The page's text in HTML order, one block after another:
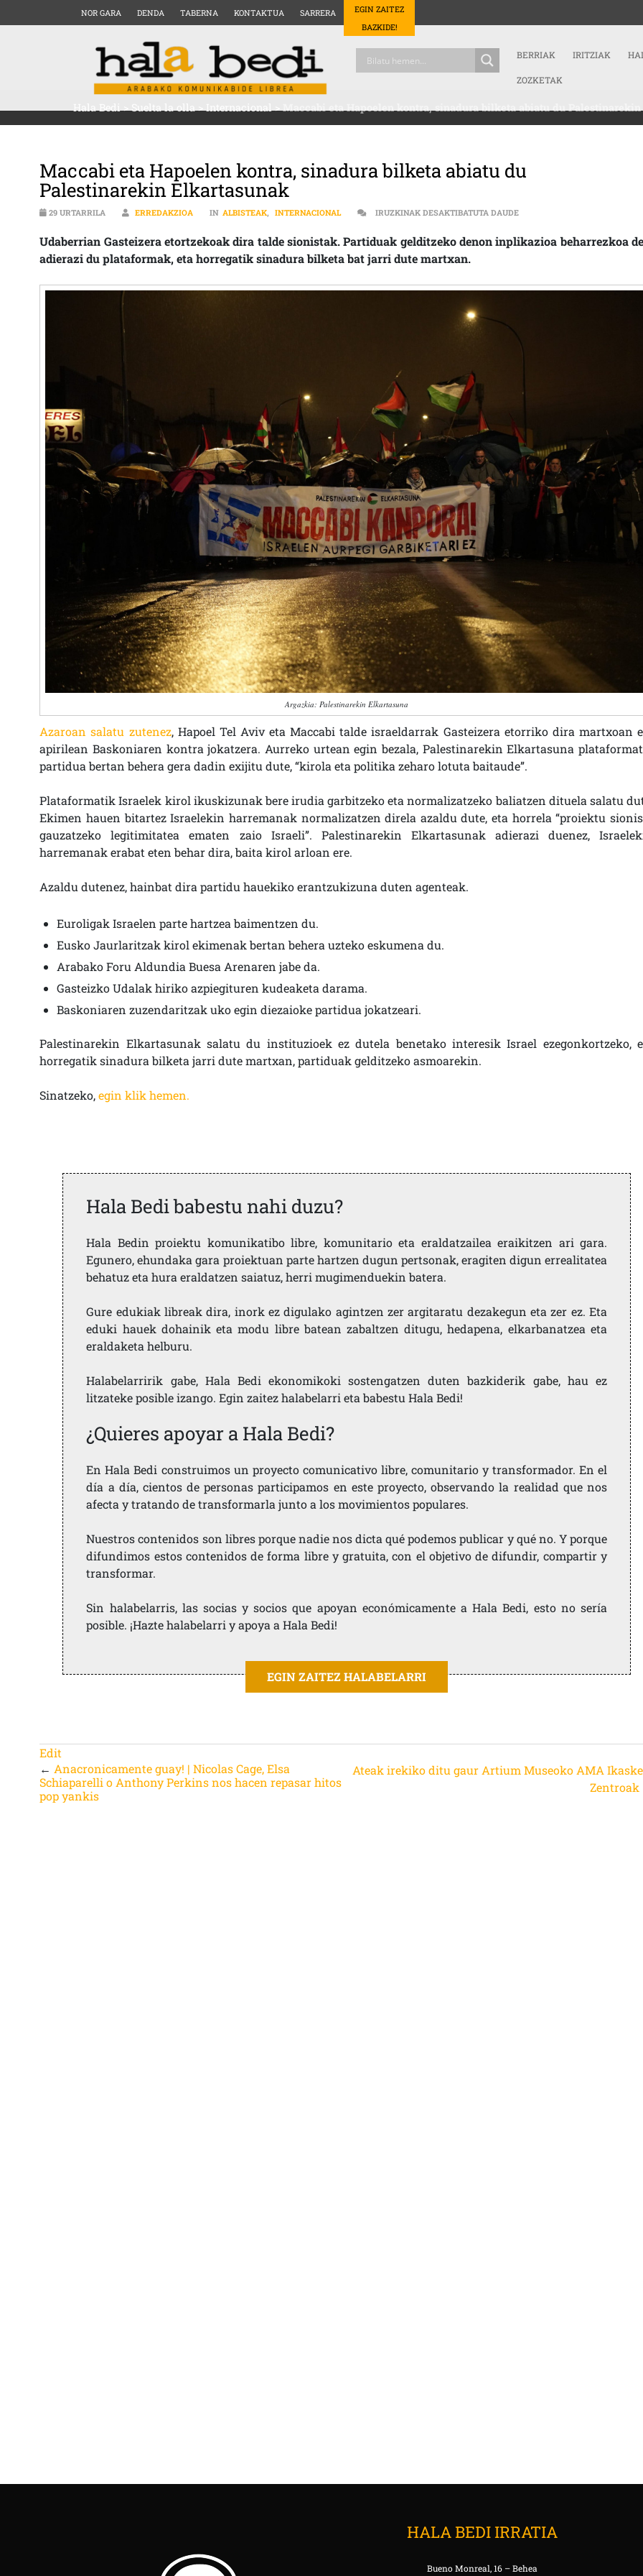
NOR GARA DENDA TABERNA KONTAKTUA SARRERA
EGIN ZAITEZ
BAZKIDE!
BERRIAK IRITZIAK
ZOZKETAK
Hala Bedi>Suelta la olla>Internacional>Maccabi eta Hapoelen kontra, sinadura bilketa abiatu du
Maccabi eta Hapoelen kontra, sinadura bilketa abiatu du
Palestinarekin Elkartasunak
29 URTARRILA ERREDAKZIOA IN ALBISTEAK, INTERNACIONAL IRUZKINAK DESAKTIBATUTA DAUDEMACCABI ETA HAPOELEN
Udaberrian Gasteizera etortzekoak dira talde sionistak. Partiduak gelditzeko denon inplikazioa beharrezkoa
adierazi du plataformak, eta horregatik sinadura bilketa bat jarri dute martxan.
Argazkia: Palestinarekin Elkartasuna
Azaroan salatu zutenez, Hapoel Tel Aviv eta Maccabi talde israeldarrak Gasteizera etorriko dira martxoan
apirilean Baskoniaren kontra jokatzera. Aurreko urtean egin bezala, Palestinarekin Elkartasuna
partidua bertan behera gera dadin exijitu dute, “kirola eta politika zeharo lotuta baitaude”.
Plataformatik Israelek kirol ikuskizunak bere irudia garbitzeko eta normalizatzeko baliatzen dituela salatu
Ekimen hauen bitartez Israelekin harremanak normalizatzen direla azaldu dute, eta horrela “proiektu
gauzatzeko legitimitatea ematen zaio Israeli”. Palestinarekin Elkartasunak adierazi duenez,
harremanak erabat eten behar dira, baita kirol arloan ere.
Azaldu dutenez, hainbat dira partidu hauekiko erantzukizuna duten agenteak.
Euroligak Israelen parte hartzea baimentzen du.
Eusko Jaurlaritzak kirol ekimenak bertan behera uzteko eskumena du.
Arabako Foru Aldundia Buesa Arenaren jabe da.
Gasteizko Udalak hiriko azpiegituren kudeaketa darama.
Baskoniaren zuzendaritzak uko egin diezaioke partidua jokatzeari.
Palestinarekin Elkartasunak salatu du instituzioek ez dutela benetako interesik Israel ezegonkortzeko,
horregatik sinadura bilketa jarri dute martxan, partiduak gelditzeko asmoarekin.
Sinatzeko,egin klik hemen.
Hala Bedi babestu nahi duzu?
Hala Bedin proiektu komunikatibo libre, komunitario eta eraldatzailea eraikitzen ari gara.
Egunero, ehundaka gara proiektuan parte hartzen dugun pertsonak, eragiten digun errealitatea
behatuz eta hura eraldatzen saiatuz, herri mugimenduekin batera.
Gure edukiak libreak dira, inork ez digulako agintzen zer argitaratu dezakegun eta zer ez. Eta
eduki hauek dohainik eta modu libre batean zabaltzen ditugu, hedapena, elkarbanatzea eta
eraldaketa helburu.
Halabelarririk gabe, Hala Bedi ekonomikoki sostengatzen duten bazkiderik gabe, hau ez
litzateke posible izango. Egin zaitez halabelarri eta babestu Hala Bedi!
¿Quieres apoyar a Hala Bedi?
En Hala Bedi construimos un proyecto comunicativo libre, comunitario y transformador. En el
día a día, cientos de personas participamos en este proyecto, observando la realidad que nos
afecta y tratando de transformarla junto a los movimientos populares.
Nuestros contenidos son libres porque nadie nos dicta qué podemos publicar y qué no. Y porque
difundimos estos contenidos de forma libre y gratuita, con el objetivo de difundir, compartir y
transformar.
Sin halabelarris, las socias y socios que apoyan económicamente a Hala Bedi, esto no sería
posible. ¡Hazte halabelarri y apoya a Hala Bedi!
EGIN ZAITEZ HALABELARRI
Edit
← Anacronicamente guay! | Nicolas Cage, Elsa
Schiaparelli o Anthony Perkins nos hacen repasar hitos
pop yankis
Ateak irekiko ditu gaur Artium Museoko AMA
Zentroak
HALA BEDI IRRATIA
Bueno Monreal, 16 – Behea